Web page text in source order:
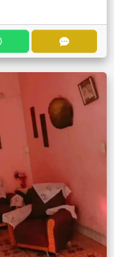
CONTACTAR POR